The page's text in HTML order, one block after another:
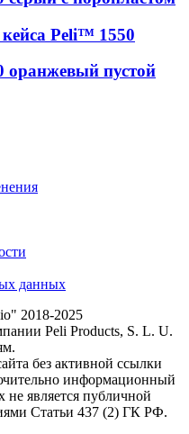
Peli™ 1550
пустой
данных
2018-2025
Peli Products, S. L. U.
без активной ссылки
информационный
не является публичной
Статьи 437 (2) ГК РФ.